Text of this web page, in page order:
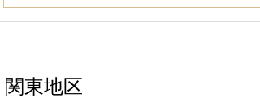
関東地区